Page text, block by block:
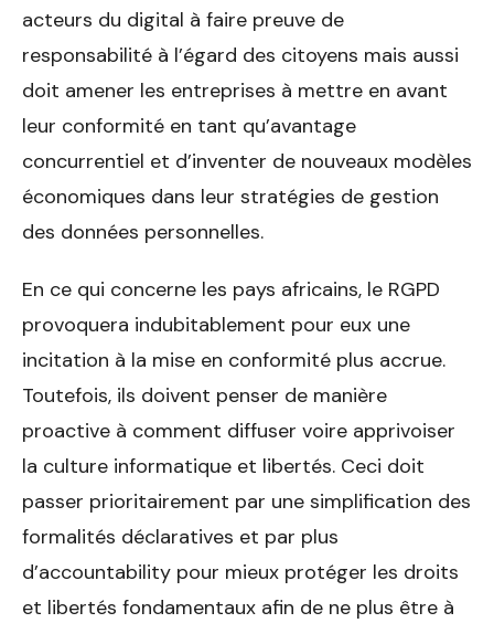
acteurs du digital à faire preuve de
responsabilité à l’égard des citoyens mais aussi
doit amener les entreprises à mettre en avant
leur conformité en tant qu’avantage
concurrentiel et d’inventer de nouveaux modèles
économiques dans leur stratégies de gestion
des données personnelles.
En ce qui concerne les pays africains, le RGPD
provoquera indubitablement pour eux une
incitation à la mise en conformité plus accrue.
Toutefois, ils doivent penser de manière
proactive à comment diffuser voire apprivoiser
la culture informatique et libertés. Ceci doit
passer prioritairement par une simplification des
formalités déclaratives et par plus
d’accountability pour mieux protéger les droits
et libertés fondamentaux afin de ne plus être à